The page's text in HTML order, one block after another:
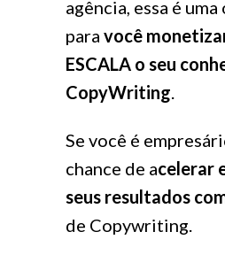
agência, essa é
para você
ESCALA o seu
CopyWriting
Se você é
chance de acelerar
seus resultados
de Copywriting.